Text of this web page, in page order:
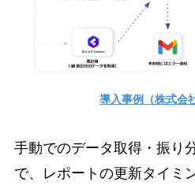
導入事例（株式会
手動でのデータ取得・振り
で、レポートの更新タイミ